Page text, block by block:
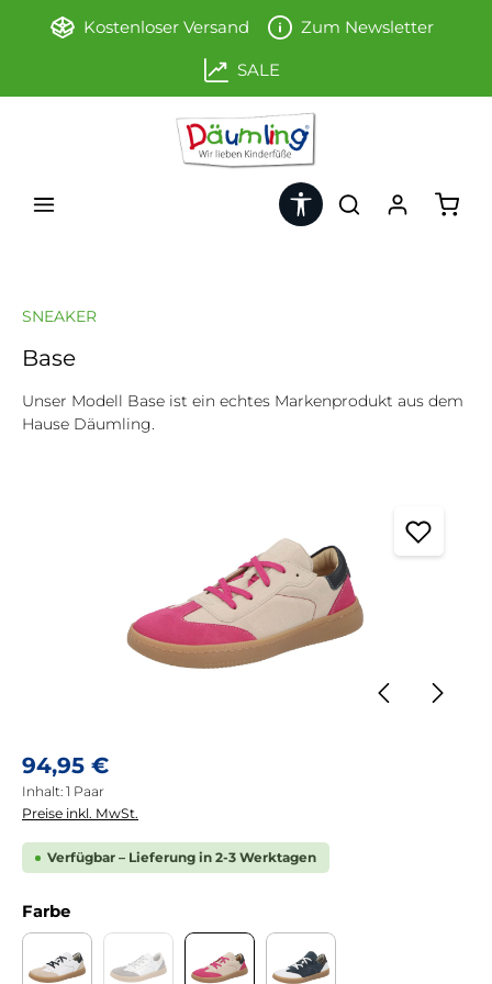
Zum Hauptinhalt springen
Kostenloser Versand Zum Newsletter
SALE
Werkzeugleiste anzeigen
SNEAKER
Base
Unser Modell Base ist ein echtes Markenprodukt aus dem
Hause Däumling.
Regulärer Preis:
94,95 €
Inhalt: 1 Paar
Preise inkl. MwSt.
Verfügbar – Lieferung in 2-3 Werktagen
Farbeauswählen